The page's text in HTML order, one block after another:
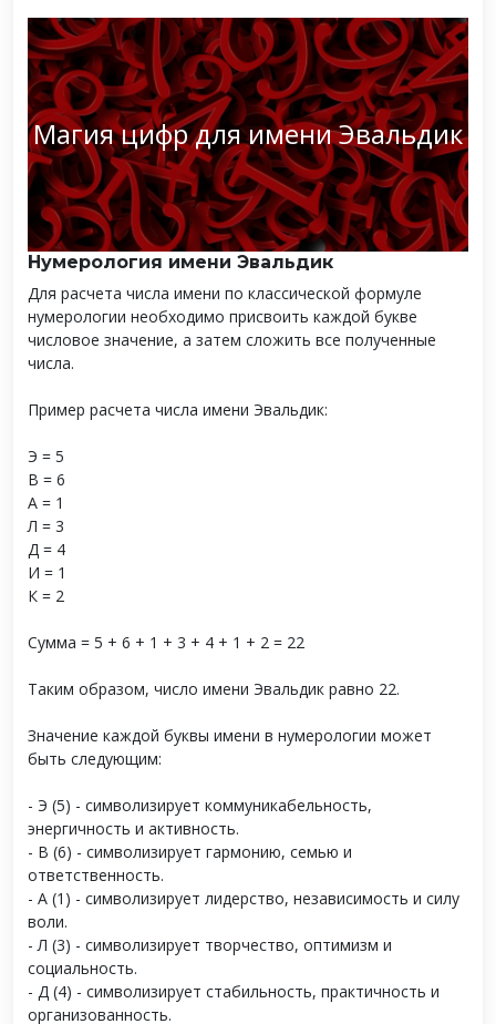
Магия цифр для имени Эвальдик
Нумерология имени Эвальдик
Для расчета числа имени по классической формуле
нумерологии необходимо присвоить каждой букве
числовое значение, а затем сложить все полученные
числа.
Пример расчета числа имени Эвальдик:
Э = 5
В = 6
А = 1
Л = 3
Д = 4
И = 1
К = 2
Сумма = 5 + 6 + 1 + 3 + 4 + 1 + 2 = 22
Таким образом, число имени Эвальдик равно 22.
Значение каждой буквы имени в нумерологии может
быть следующим:
- Э (5) - символизирует коммуникабельность,
энергичность и активность.
- В (6) - символизирует гармонию, семью и
ответственность.
- А (1) - символизирует лидерство, независимость и силу
воли.
- Л (3) - символизирует творчество, оптимизм и
социальность.
- Д (4) - символизирует стабильность, практичность и
организованность.